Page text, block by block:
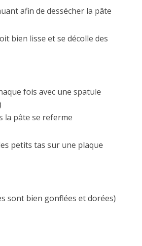
afin de dessécher la pâte
bien lisse et se décolle des
fois avec une spatule
la pâte se referme
petits tas sur une plaque
sont bien gonflées et dorées)